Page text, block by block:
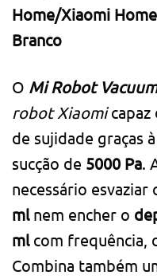
Home/Xiaomi
Branco
O Mi Robot
robot Xiaomicapaz
de sujidade graças
sucção de 5000 Pa.
necessário esvaziar
mlnem encher o
mlcom frequência,
Combina também